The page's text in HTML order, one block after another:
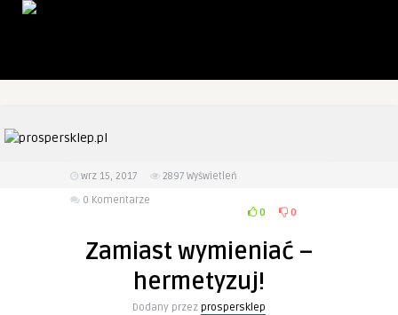
wrz 15, 2017 2897 Wyświetleń
0 Komentarze
0 0
Zamiast wymieniać –
hermetyzuj!
Dodany przez prospersklep